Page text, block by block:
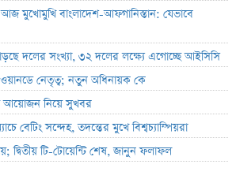
মুখোমুখি বাংলাদেশ-আফগানিস্তান: যেভাবে
দলের সংখ্যা, ৩২ দলের লক্ষ্যে এগোচ্ছে আইসিসি
ওয়ানডে নেতৃত্ব; নতুন অধিনায়ক কে
আয়োজন নিয়ে সুখবর
বেটিং সন্দেহ, তদন্তের মুখে বিশ্বচ্যাম্পিয়রা
দ্বিতীয় টি-টোয়েন্টি শেষ, জানুন ফলাফল